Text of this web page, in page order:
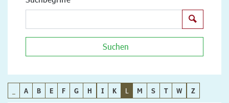
Suchen
A B E F G H I K L M S T W Z